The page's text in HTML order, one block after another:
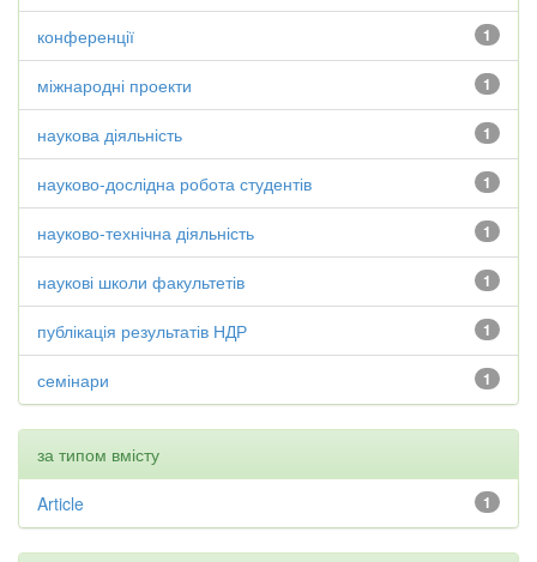
1
конференції
1
міжнародні проекти
1
наукова діяльність
1
науково-дослідна робота студентів
1
науково-технічна діяльність
1
наукові школи факультетів
1
публікація результатів НДР
1
семінари
за типом вмісту
1
Article